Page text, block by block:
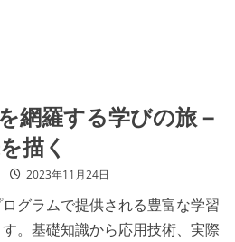
網羅する学びの旅 –
描く
2023年11月24日
グラムで提供される豊富な学習
。基礎知識から応用技術、実際